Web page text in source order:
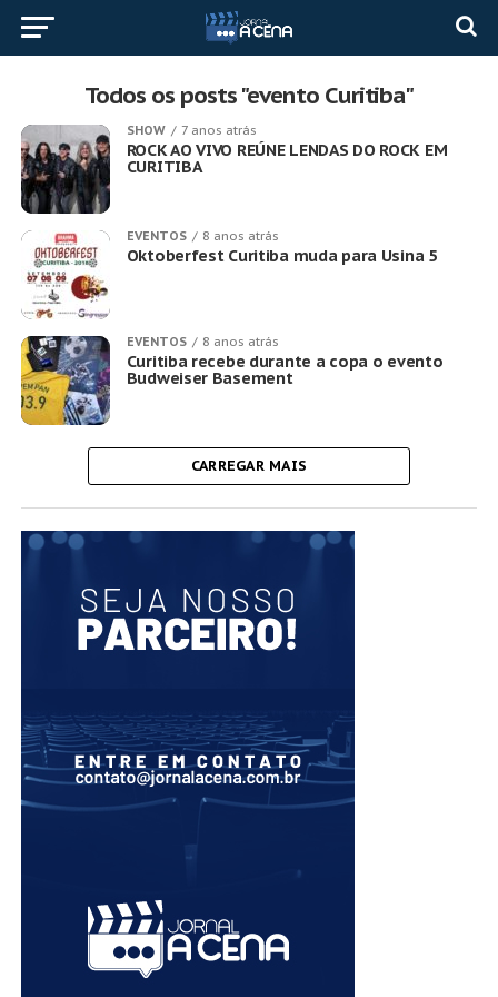
Todos os posts "evento Curitiba"
SHOW 7 anos atrás
ROCK AO VIVO REÚNE LENDAS DO ROCK EM
CURITIBA
EVENTOS 8 anos atrás
Oktoberfest Curitiba muda para Usina 5
EVENTOS 8 anos atrás
Curitiba recebe durante a copa o evento
Budweiser Basement
CARREGAR MAIS